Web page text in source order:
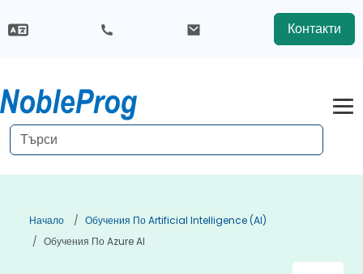
Контакти
Начало
Обучения По Artificial Intelligence (AI)
Обучения По Azure AI